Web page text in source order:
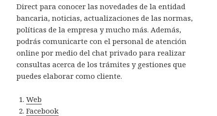
Direct para conocer las novedades de la entidad
bancaria, noticias, actualizaciones de las normas,
políticas de la empresa y mucho más. Además,
podrás comunicarte con el personal de atención
online por medio del chat privado para realizar
consultas acerca de los trámites y gestiones que
puedes elaborar como cliente.
Web
Facebook